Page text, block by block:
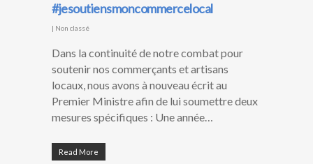
#jesoutiensmoncommercelocal
| Non classé
Dans la continuité de notre combat pour
soutenir nos commerçants et artisans
locaux, nous avons à nouveau écrit au
Premier Ministre afin de lui soumettre deux
mesures spécifiques : Une année…
Read More